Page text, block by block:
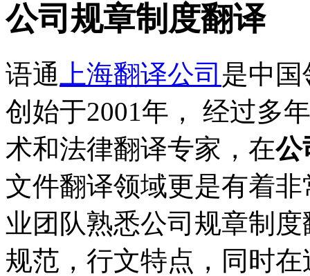
公司规章制度翻译
语通 上海翻译公司 是中
创始于2001年， 经过多
术和法律翻译专家，在公
文件翻译领域更是有着
业团队熟悉公司规章制
规范，行文特点，同时